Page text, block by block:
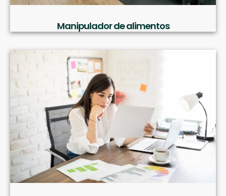
Manipulador de alimentos